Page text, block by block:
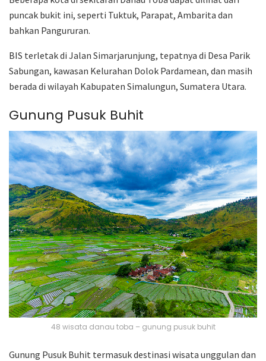
puncak bukit ini, seperti Tuktuk, Parapat, Ambarita dan
bahkan Pangururan.
BIS terletak di Jalan Simarjarunjung, tepatnya di Desa Parik
Sabungan, kawasan Kelurahan Dolok Pardamean, dan masih
berada di wilayah Kabupaten Simalungun, Sumatera Utara.
Gunung Pusuk Buhit
48 wisata danau toba – gunung pusuk buhit
Gunung Pusuk Buhit termasuk destinasi wisata unggulan dan